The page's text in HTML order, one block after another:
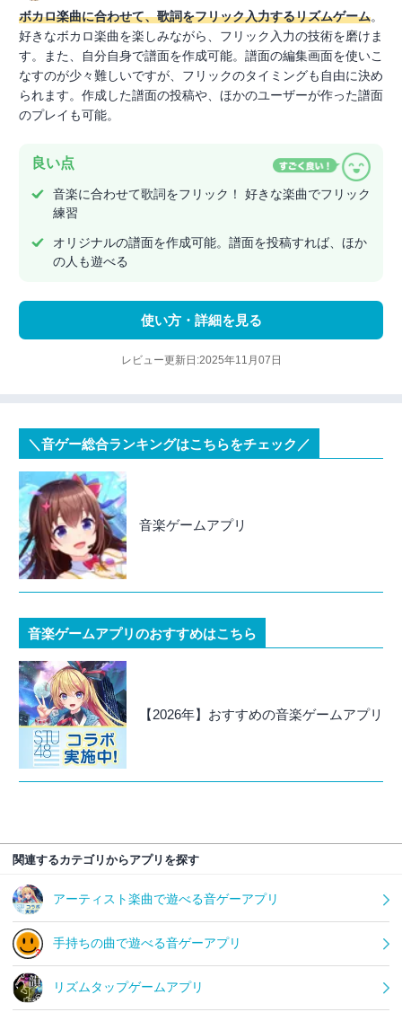
ボカロ楽曲に合わせて、歌詞をフリック入力するリズムゲーム。
好きなボカロ楽曲を楽しみながら、フリック入力の技術を磨けま
す。また、自分自身で譜面を作成可能。譜面の編集画面を使いこ
なすのが少々難しいですが、フリックのタイミングも自由に決め
られます。作成した譜面の投稿や、ほかのユーザーが作った譜面
のプレイも可能。
良い点
音楽に合わせて歌詞をフリック！ 好きな楽曲でフリック
練習
オリジナルの譜面を作成可能。譜面を投稿すれば、ほか
の人も遊べる
使い方・詳細を見る
レビュー更新日:2025年11月07日
＼音ゲー総合ランキングはこちらをチェック／
音楽ゲームアプリ
音楽ゲームアプリのおすすめはこちら
【2026年】おすすめの音楽ゲームアプリ
関連するカテゴリからアプリを探す
アーティスト楽曲で遊べる音ゲーアプリ
手持ちの曲で遊べる音ゲーアプリ
リズムタップゲームアプリ